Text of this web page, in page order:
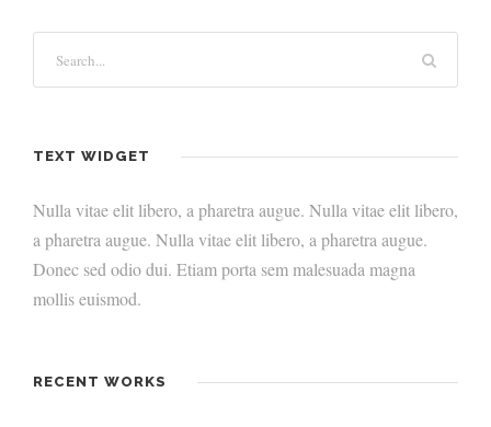
TEXT WIDGET
Nulla vitae elit libero, a pharetra augue. Nulla vitae elit libero,
a pharetra augue. Nulla vitae elit libero, a pharetra augue.
Donec sed odio dui. Etiam porta sem malesuada magna
mollis euismod.
RECENT WORKS